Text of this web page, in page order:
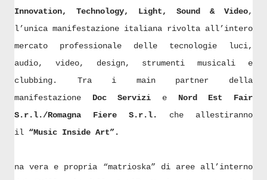
Innovation, Technology, Light, Sound & Video,
l’unica manifestazione italiana rivolta all’intero
mercato professionale delle tecnologie luci,
audio, video, design, strumenti musicali e
clubbing. Tra i main partner della
manifestazione Doc Servizi e Nord Est Fair
S.r.l./Romagna Fiere S.r.l. che allestiranno
il “Music Inside Art”.
na vera e propria “matrioska” di aree all’interno